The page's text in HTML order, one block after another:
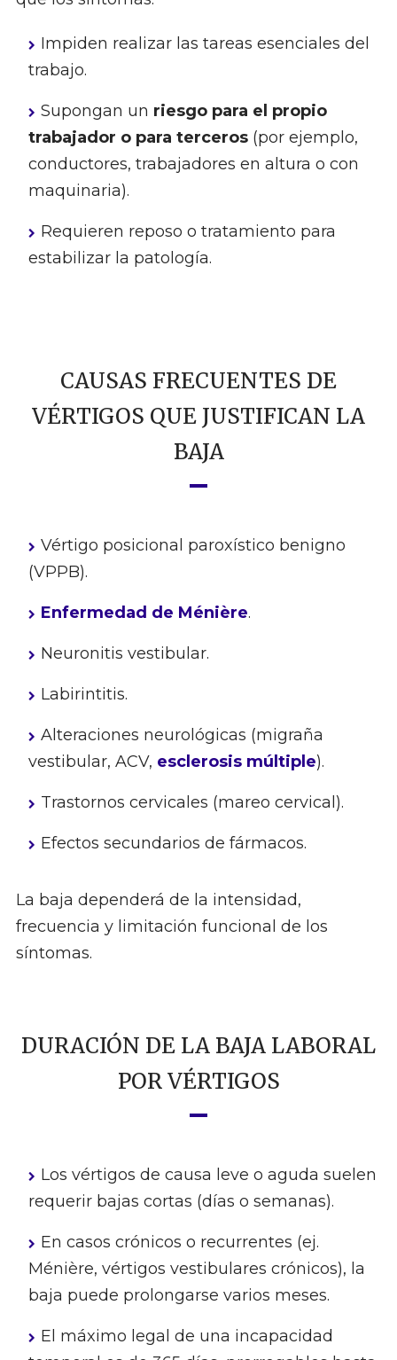
Impiden realizar las tareas esenciales del
trabajo.
Supongan un riesgo para el propio
trabajador o para terceros(por ejemplo,
conductores, trabajadores en altura o con
maquinaria).
Requieren reposo o tratamiento para
estabilizar la patología.
CAUSAS FRECUENTES DE
VÉRTIGOS QUE JUSTIFICAN LA
BAJA
Vértigo posicional paroxístico benigno
(VPPB).
Enfermedad de Ménière.
Neuronitis vestibular.
Labirintitis.
Alteraciones neurológicas (migraña
vestibular, ACV, esclerosis múltiple).
Trastornos cervicales (mareo cervical).
Efectos secundarios de fármacos.
La baja dependerá de la intensidad,
frecuencia y limitación funcional de los
síntomas.
DURACIÓN DE LA BAJA LABORAL
POR VÉRTIGOS
Los vértigos de causa leve o aguda suelen
requerir bajas cortas (días o semanas).
En casos crónicos o recurrentes (ej.
Ménière, vértigos vestibulares crónicos), la
baja puede prolongarse varios meses.
El máximo legal de una incapacidad